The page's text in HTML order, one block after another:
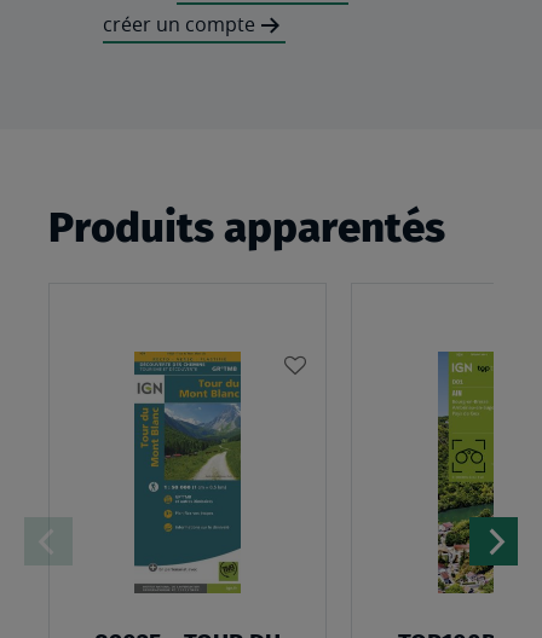
créer un compte
Produits apparentés